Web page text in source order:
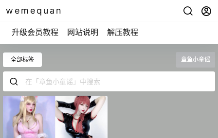
wemequan
升级会员教程 网站说明 解压教程
全部标签 章鱼小童谣